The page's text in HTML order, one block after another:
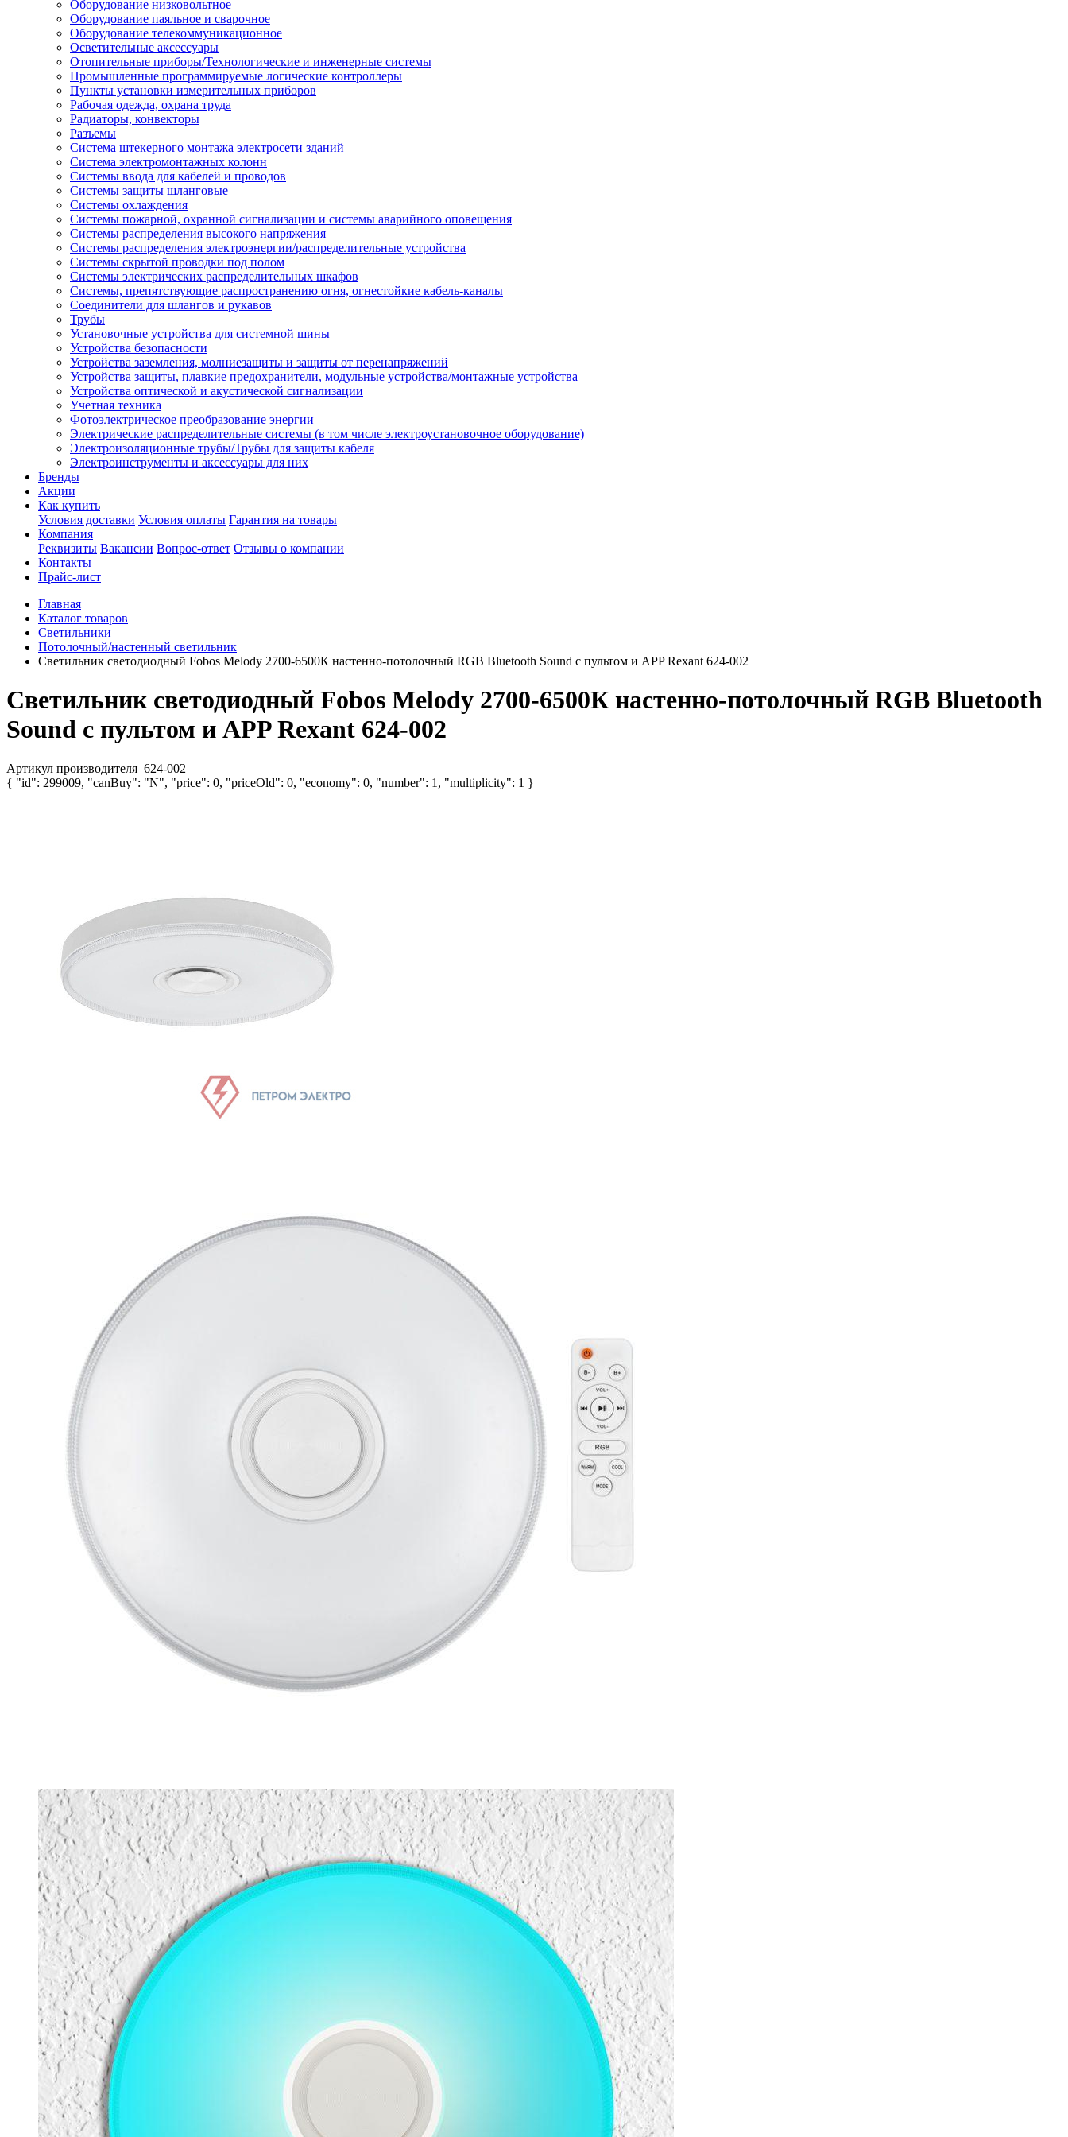
Оборудование низковольтное
Оборудование паяльное и сварочное
Оборудование телекоммуникационное
Осветительные аксессуары
Отопительные приборы/Технологические и инженерные системы
Промышленные программируемые логические контроллеры
Пункты установки измерительных приборов
Рабочая одежда, охрана труда
Радиаторы, конвекторы
Разъемы
Система штекерного монтажа электросети зданий
Система электромонтажных колонн
Системы ввода для кабелей и проводов
Системы защиты шланговые
Системы охлаждения
Системы пожарной, охранной сигнализации и системы аварийного оповещения
Системы распределения высокого напряжения
Системы распределения электроэнергии/распределительные устройства
Системы скрытой проводки под полом
Системы электрических распределительных шкафов
Системы, препятствующие распространению огня, огнестойкие кабель-каналы
Соединители для шлангов и рукавов
Трубы
Установочные устройства для системной шины
Устройства безопасности
Устройства заземления, молниезащиты и защиты от перенапряжений
Устройства защиты, плавкие предохранители, модульные устройства/монтажные устройства
Устройства оптической и акустической сигнализации
Учетная техника
Фотоэлектрическое преобразование энергии
Электрические распределительные системы (в том числе электроустановочное оборудование)
Электроизоляционные трубы/Трубы для защиты кабеля
Электроинструменты и аксессуары для них
Бренды
Акции
Как купить
Условия доставки Условия оплаты Гарантия на товары
Компания
Реквизиты Вакансии Вопрос-ответ Отзывы о компании
Контакты
Прайс-лист
Главная
Каталог товаров
Светильники
Потолочный/настенный светильник
Светильник светодиодный Fobos Melody 2700-6500К настенно-потолочный RGB Bluetooth Sound с пультом и APP Rexant 624-002
Светильник светодиодный Fobos Melody 2700-6500К настенно-потолочный RGB Bluetooth
Sound с пультом и APP Rexant 624-002
Артикул производителя 624-002
{ "id": 299009, "canBuy": "N", "price": 0, "priceOld": 0, "economy": 0, "number": 1, "multiplicity": 1 }